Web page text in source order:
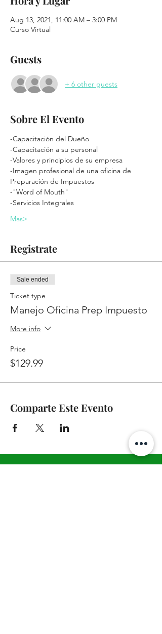
Aug 13, 2021, 11:00 AM – 3:00 PM
Curso Virtual
Guests
+ 6 other guests
Sobre El Evento
-Capacitación del Dueño
-Capacitación a su personal
-Valores y principios de su empresa
-Imagen profesional de una oficina de
Preparación de Impuestos
-"Word of Mouth"
-Servicios Integrales
Mas>
Registrate
Sale ended
Ticket type
Manejo Oficina Prep Impuesto
More info
Price
$129.99
Comparte Este Evento